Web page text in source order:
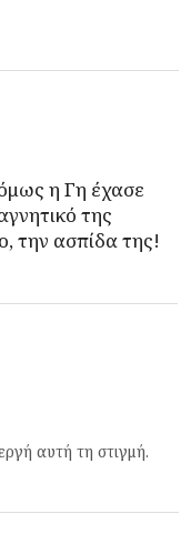
η Γη έχασε
της
την ασπίδα της!
αυτή τη στιγμή.